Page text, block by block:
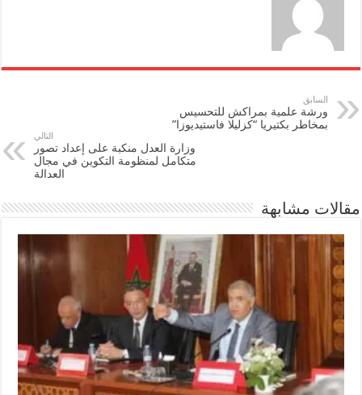
السابق
ورشة علمية بمراكش للتحسيس
بمخاطر بكتيريا “كزليلا فاستيديوزا”
التالي
وزارة العدل منكبة على إعداد تصور
متكامل لمنظومة التكوين في مجال
العدالة
مقالات مشابهة